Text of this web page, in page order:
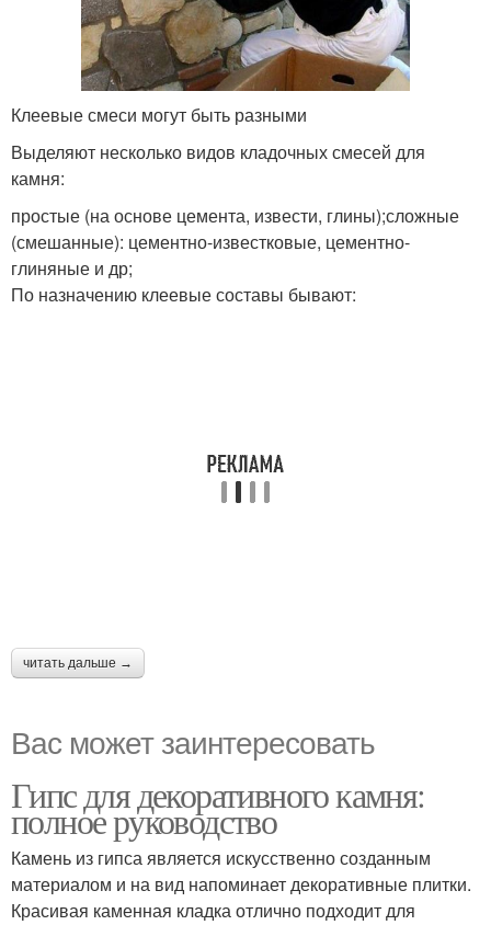
Клеевые смеси могут быть разными
Выделяют несколько видов кладочных смесей для
камня:
простые (на основе цемента, извести, глины);сложные
(смешанные): цементно-известковые, цементно-
глиняные и др;
По назначению клеевые составы бывают:
читать дальше →
Вас может заинтересовать
Гипс для декоративного камня:
полное руководство
Камень из гипса является искусственно созданным
материалом и на вид напоминает декоративные плитки.
Красивая каменная кладка отлично подходит для